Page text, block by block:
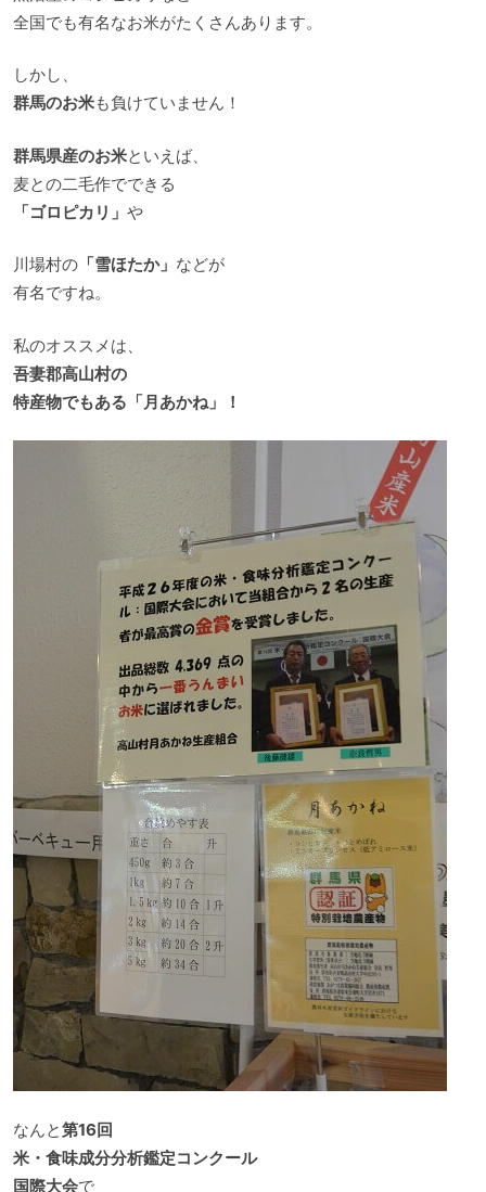
全国でも有名なお米がたくさんあります。
しかし、
群馬のお米も負けていません！
群馬県産のお米といえば、
麦との二毛作でできる
「ゴロピカリ」 や
川場村の「雪ほたか」 などが
有名ですね。
私のオススメは、
吾妻郡高山村の
特産物でもある「月あかね」！
なんと第16回
米・食味成分分析鑑定コンクール
国際大会で